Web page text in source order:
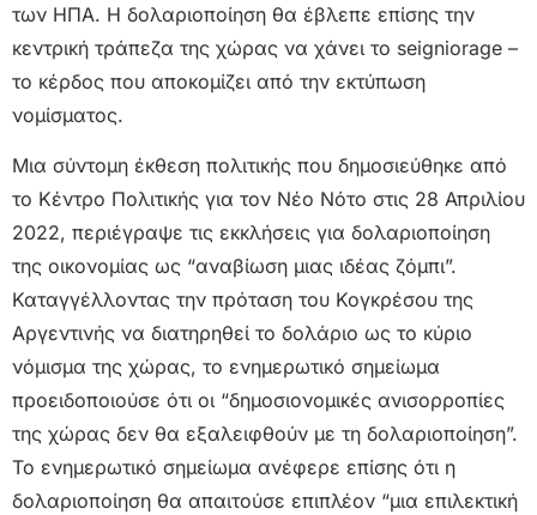
των ΗΠΑ. Η δολαριοποίηση θα έβλεπε επίσης την
κεντρική τράπεζα της χώρας να χάνει το seigniorage –
το κέρδος που αποκομίζει από την εκτύπωση
νομίσματος.
Μια σύντομη έκθεση πολιτικής που δημοσιεύθηκε από
το Κέντρο Πολιτικής για τον Νέο Νότο στις 28 Απριλίου
2022, περιέγραψε τις εκκλήσεις για δολαριοποίηση
της οικονομίας ως “αναβίωση μιας ιδέας ζόμπι”.
Καταγγέλλοντας την πρόταση του Κογκρέσου της
Αργεντινής να διατηρηθεί το δολάριο ως το κύριο
νόμισμα της χώρας, το ενημερωτικό σημείωμα
προειδοποιούσε ότι οι “δημοσιονομικές ανισορροπίες
της χώρας δεν θα εξαλειφθούν με τη δολαριοποίηση”.
Το ενημερωτικό σημείωμα ανέφερε επίσης ότι η
δολαριοποίηση θα απαιτούσε επιπλέον “μια επιλεκτική